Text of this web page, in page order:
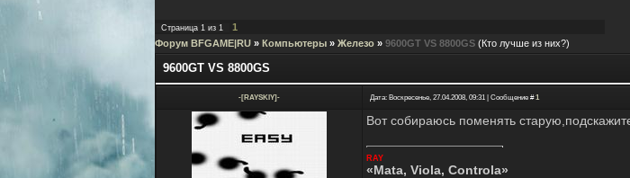
Страница 1 из 1
1
Форум BFGAME|RU » Компьютеры » Железо » 9600GT VS 8800GS (Кто лучше из них?)
9600GT VS 8800GS
-[RAYSKIY]- Дата: Воскресенье, 27.04.2008, 09:31 | Сообщение #1
Вот собираюсь поменять
RAY
«Mata, Viola, Controla»